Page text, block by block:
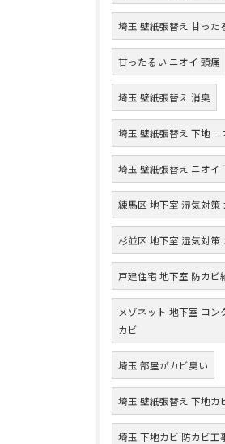
埼玉 壁紙張替え 甘った
甘ったるい ニオイ 頭痛
埼玉 壁紙張替え 消臭
埼玉 壁紙張替え 下地
埼玉 壁紙張替え ニオイ
練馬区 地下室 湿気対策
杉並区 地下室 湿気対策
戸建住宅 地下室 防カビ
メゾネット 地下室 コ
カビ
埼玉 部屋がカビ臭い
埼玉 壁紙張替え 下地カ
埼玉 下地カビ 防カビ工